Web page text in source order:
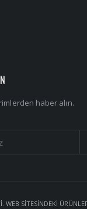
haber alın.
SİTESİNDEKİ